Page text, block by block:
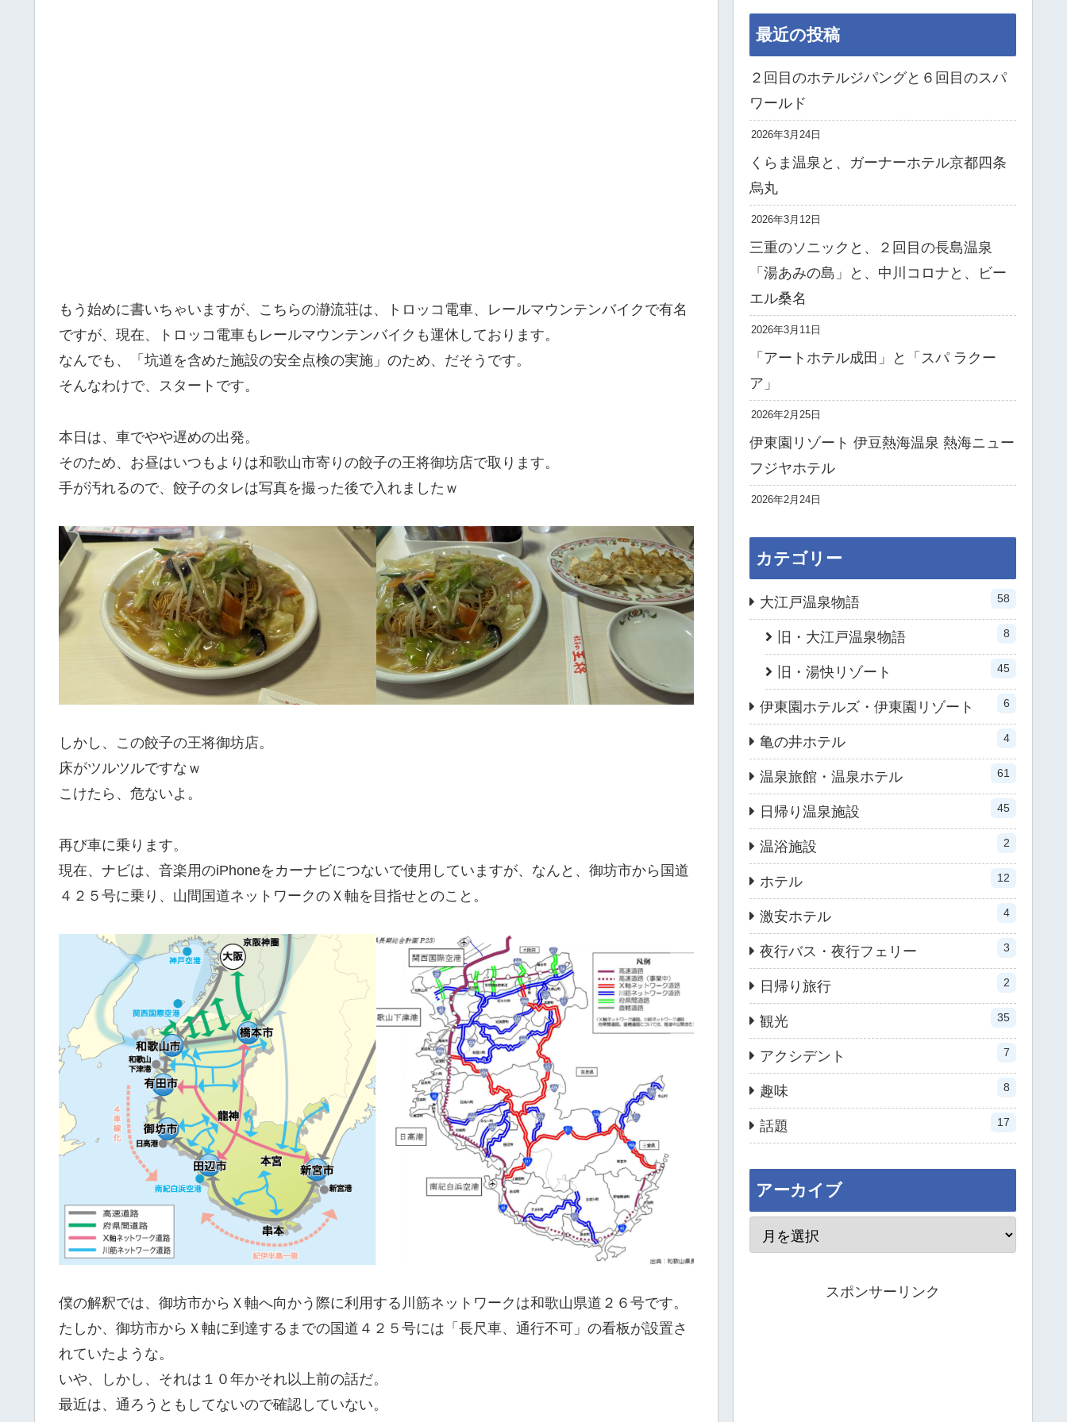
もう始めに書いちゃいますが、こちらの瀞流荘は、トロッコ電車、レールマウンテンバイクで有名
ですが、現在、トロッコ電車もレールマウンテンバイクも運休しております。
なんでも、「坑道を含めた施設の安全点検の実施」のため、だそうです。
そんなわけで、スタートです。
本日は、車でやや遅めの出発。
そのため、お昼はいつもよりは和歌山市寄りの餃子の王将御坊店で取ります。
手が汚れるので、餃子のタレは写真を撮った後で入れましたｗ
しかし、この餃子の王将御坊店。
床がツルツルですなｗ
こけたら、危ないよ。
再び車に乗ります。
現在、ナビは、音楽用のiPhoneをカーナビにつないで使用していますが、なんと、御坊市から国道
４２５号に乗り、山間国道ネットワークのＸ軸を目指せとのこと。
僕の解釈では、御坊市からＸ軸へ向かう際に利用する川筋ネットワークは和歌山県道２６号です。
たしか、御坊市からＸ軸に到達するまでの国道４２５号には「長尺車、通行不可」の看板が設置さ
れていたような。
いや、しかし、それは１０年かそれ以上前の話だ。
最近は、通ろうともしてないので確認していない。
最近の投稿
２回目のホテルジパングと６回目のスパ
ワールド
2026年3月24日
くらま温泉と、ガーナーホテル京都四条
烏丸
2026年3月12日
三重のソニックと、２回目の長島温泉
「湯あみの島」と、中川コロナと、ビー
エル桑名
2026年3月11日
「アートホテル成田」と「スパ ラクー
ア」
2026年2月25日
伊東園リゾート 伊豆熱海温泉 熱海ニュー
フジヤホテル
2026年2月24日
カテゴリー
大江戸温泉物語 58
旧・大江戸温泉物語 8
旧・湯快リゾート 45
伊東園ホテルズ・伊東園リゾート 6
亀の井ホテル 4
温泉旅館・温泉ホテル 61
日帰り温泉施設 45
温浴施設 2
ホテル 12
激安ホテル 4
夜行バス・夜行フェリー 3
日帰り旅行 2
観光 35
アクシデント 7
趣味 8
話題 17
アーカイブ
スポンサーリンク